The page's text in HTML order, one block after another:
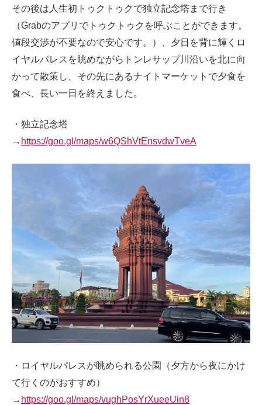
その後は人生初トゥクトゥクで独立記念塔まで行き
（Grabのアプリでトゥクトゥクを呼ぶことができます。
値段交渉が不要なので安心です。）、夕日を背に輝くロ
イヤルパレスを眺めながらトンレサップ川沿いを北に向
かって散策し、その先にあるナイトマーケットで夕食を
食べ、長い一日を終えました。
・独立記念塔
→ https://goo.gl/maps/w6QShVtEnsvdwTveA
・ロイヤルパレスが眺められる公園（夕方から夜にかけ
て行くのがおすすめ）
→ https://goo.gl/maps/vughPosYrXueeUin8